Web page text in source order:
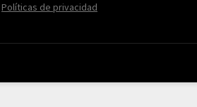
Políticas de privacidad